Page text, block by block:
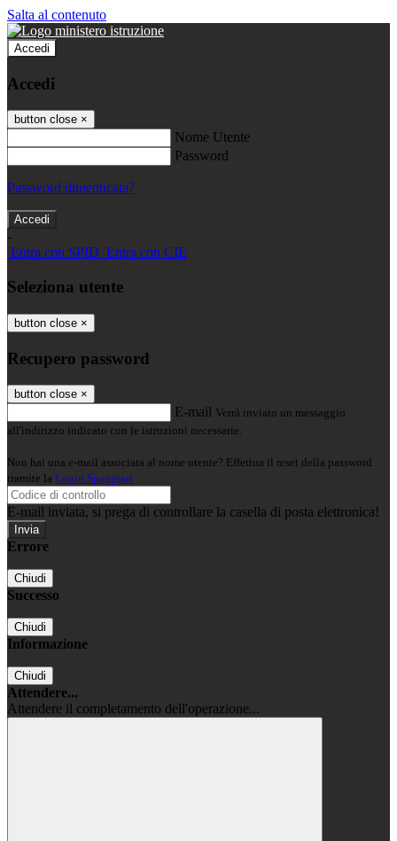
Salta al contenuto
Accedi
Accedi
button close ×
Nome Utente
Password
Password dimenticata?
-
Entra con SPID Entra con CIE
Seleziona utente
button close ×
Recupero password
button close ×
E-mail Verrà inviato un messaggio
all'indirizzo indicato con le istruzioni necessarie.
Non hai una e-mail associata al nome utente? Effettua il reset della password
tramite la Login Spaggiari
E-mail inviata, si prega di controllare la casella di posta elettronica!
Errore
Chiudi
Successo
Chiudi
Informazione
Chiudi
Attendere...
Attendere il completamento dell'operazione...